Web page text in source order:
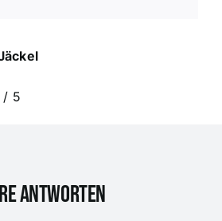
/ 5
Antworten